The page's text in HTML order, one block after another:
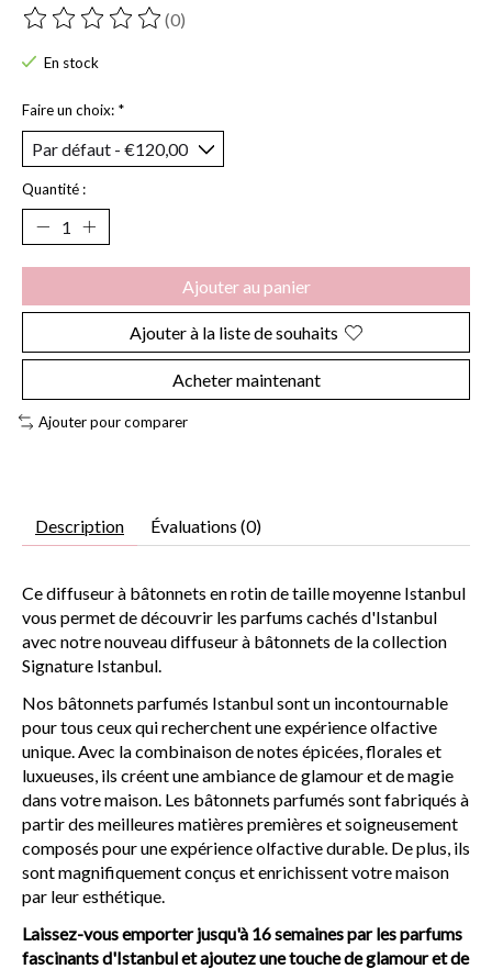
Ce produit est évalué à
(0)
En stock
Faire un choix: *
Quantité :
Ajouter au panier
Ajouter à la liste de souhaits
Acheter maintenant
Ajouter pour comparer
Description Évaluations (0)
Ce diffuseur à bâtonnets en rotin de taille moyenne Istanbul
vous permet de découvrir les parfums cachés d'Istanbul
avec notre nouveau diffuseur à bâtonnets de la collection
Signature Istanbul.
Nos bâtonnets parfumés Istanbul sont un incontournable
pour tous ceux qui recherchent une expérience olfactive
unique. Avec la combinaison de notes épicées, florales et
luxueuses, ils créent une ambiance de glamour et de magie
dans votre maison. Les bâtonnets parfumés sont fabriqués à
partir des meilleures matières premières et soigneusement
composés pour une expérience olfactive durable. De plus, ils
sont magnifiquement conçus et enrichissent votre maison
par leur esthétique.
Laissez-vous emporter jusqu'à 16 semaines par les parfums
fascinants d'Istanbul et ajoutez une touche de glamour et de